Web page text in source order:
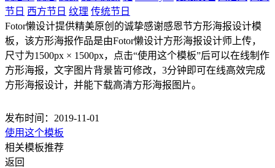
节日 西方节日 纹理 传统节日
Fotor懒设计提供精美原创的诚挚感谢感恩节方形海报设计模
板，该方形海报作品是由Fotor懒设计方形海报设计师上传，
尺寸为1500px × 1500px，点击“使用这个模板”后可以在线制作
方形海报，文字图片背景皆可修改，3分钟即可在线高效完成
方形海报设计，并能下载高清方形海报图片。
发布时间：2019-11-01
使用这个模板
相关模板推荐
返回